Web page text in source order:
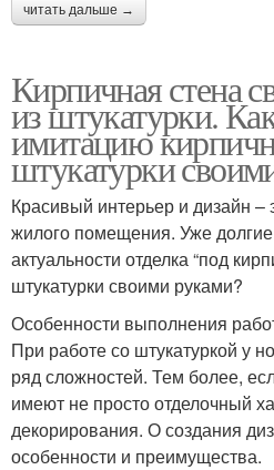
читать дальше →
Кирпичная стена
из штукатурки.
имитацию
штукатурки
Красивый интерьер и дизайн –
жилого помещения. Уже
актуальности отделка “под
штукатурки своими руками?
Особенности выполнения
При работе со штукатуркой у
ряд сложностей. Тем более,
имеют не просто отделочный
декорирования. О создания
особенности и преимущества.